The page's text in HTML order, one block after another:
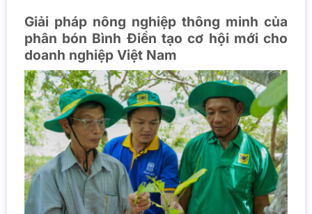
Giải pháp nông nghiệp thông minh của
phân bón Bình Điền tạo cơ hội mới cho
doanh nghiệp Việt Nam